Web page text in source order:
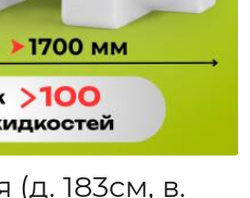
(д. 183см, в.